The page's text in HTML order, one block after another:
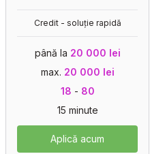
Credit - soluție rapidă
până la 20 000 lei
max. 20 000 lei
18 - 80
15 minute
Aplică acum